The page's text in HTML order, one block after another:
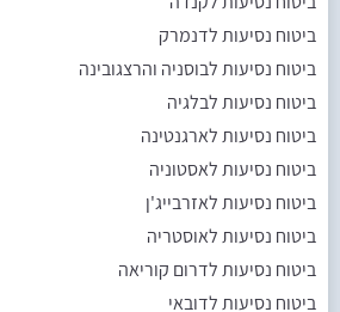
ביטוח נסיעות לדנמרק
ביטוח נסיעות לבוסניה והרצגובינה
ביטוח נסיעות לבלגיה
ביטוח נסיעות לארגנטינה
ביטוח נסיעות לאסטוניה
ביטוח נסיעות לאזרבייג'ן
ביטוח נסיעות לאוסטריה
ביטוח נסיעות לדרום קוריאה
ביטוח נסיעות לדובאי